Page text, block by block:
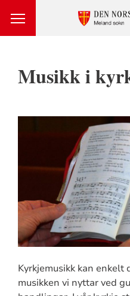
Musikk i
Kyrkjemusikk kan enkelt
musikken vi nyttar ved